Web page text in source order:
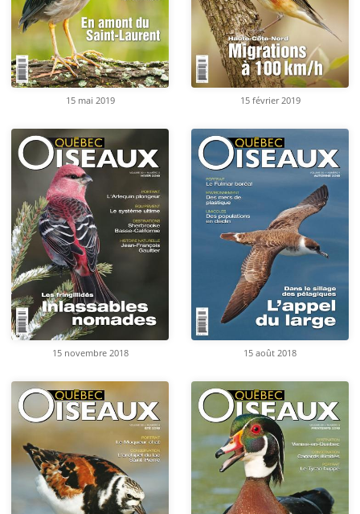
15 mai 2019 15 février 2019
15 novembre 2018 15 août 2018